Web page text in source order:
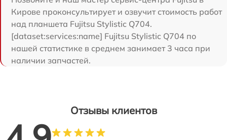
Кирове проконсультирует и озвучит стоимость работ
над планшета Fujitsu Stylistic Q704.
[dataset:services:name] Fujitsu Stylistic Q704 по
нашей статистике в среднем занимает 3 часа при
наличии запчастей.
Отзывы клиентов